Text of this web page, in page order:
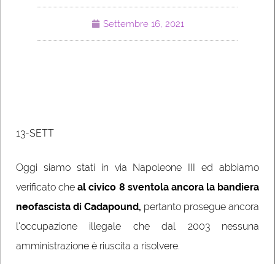
Settembre 16, 2021
13-SETT
Oggi siamo stati in via Napoleone III ed abbiamo
verificato cheal civico 8 sventola ancora la bandiera
neofascista di Cadapound, pertanto prosegue ancora
l'occupazione illegale che dal 2003 nessuna
amministrazione è riuscita a risolvere.